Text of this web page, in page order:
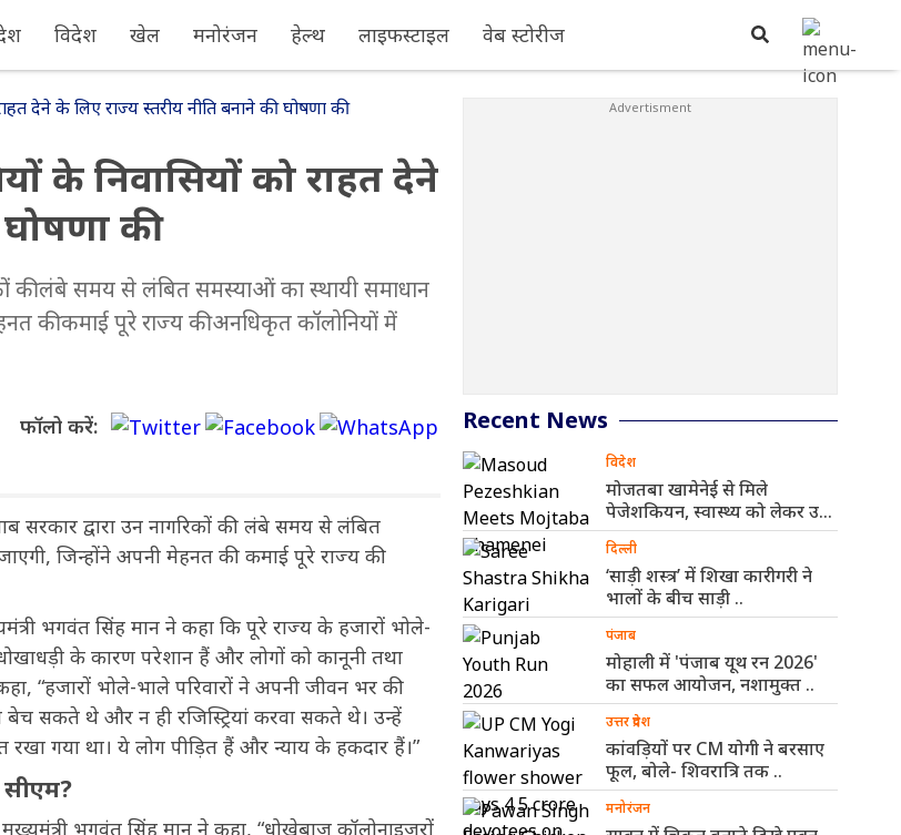
विदेश खेल मनोरंजन हेल्थ लाइफस्टाइल वेब स्टोरीज
देने के लिए राज्य स्तरीय नीति बनाने की घोषणा की
के निवासियों को राहत देने
की
की लंबे समय से लंबित समस्याओं का स्थायी समाधान
की कमाई पूरे राज्य की अनधिकृत कॉलोनियों में
फॉलो करें:
द्वारा उन नागरिकों की लंबे समय से लंबित
जिन्होंने अपनी मेहनत की कमाई पूरे राज्य की
भगवंत सिंह मान ने कहा कि पूरे राज्य के हजारों भोले-
के कारण परेशान हैं और लोगों को कानूनी तथा
“हजारों भोले-भाले परिवारों ने अपनी जीवन भर की
सकते थे और न ही रजिस्ट्रियां करवा सकते थे। उन्हें
गया था। ये लोग पीड़ित हैं और न्याय के हकदार हैं।”
भगवंत सिंह मान ने कहा, “धोखेबाज कॉलोनाइज़रों
Recent News
विदेश
मोजतबा खामेनेई से मिले
पेजेशकियन, स्वास्थ्य को लेकर उठे
सवालों ..
दिल्ली
‘साड़ी शस्त्र’ में शिखा कारीगरी ने
भालों के बीच साड़ी ..
पंजाब
मोहाली में 'पंजाब यूथ रन 2026'
का सफल आयोजन, नशामुक्त ..
उत्तर प्रदेश
कांवड़ियों पर CM योगी ने बरसाए
फूल, बोले- शिवरात्रि तक ..
मनोरंजन